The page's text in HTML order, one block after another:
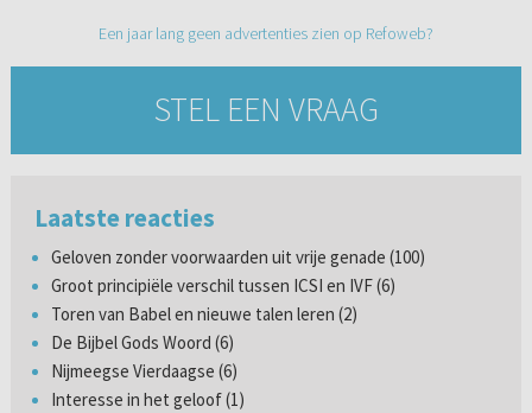
Een jaar lang geen advertenties zien op Refoweb?
STEL EEN VRAAG
Laatste reacties
Geloven zonder voorwaarden uit vrije genade (100)
Groot principiële verschil tussen ICSI en IVF (6)
Toren van Babel en nieuwe talen leren (2)
De Bijbel Gods Woord (6)
Nijmeegse Vierdaagse (6)
Interesse in het geloof (1)